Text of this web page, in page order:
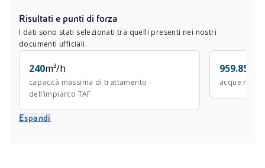
la reimmissione creano attorno al pozzo una
circolazione che agisce in senso sia verticale che
orizzontale favorendo la mobilizzazione dei
contaminanti, anche nelle frazioni fini. Infatti, questa
tecnologia in situ rimuove icontaminanti
immobilizzati, non estraibili con tecniche tradizionali
quali il pump & treat. Il trend rilevato di progressiva
diminuzione delle concentrazioni in falda mostra
Risultati e punti di forza
I dati sono stati selezionati tra quelli presenti nei nostri
documenti ufficiali.
240m³/h
capacità massima di trattamento
dell’impianto TAF
959.851
acque
Espandi